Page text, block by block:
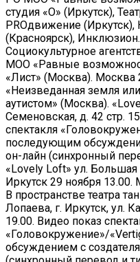
студия «О» (Иркутск),
PROдвижение
(Красноярск),
Социокультурное
МОО «Равные
«Лист» (Москва). Москва
«Неизведанная земля
аутистом» (Москва).
Семеновская, д. 42 стр.
спектакля
последующим
он-лайн (синхронный
«Lovely Loft» ул. Большая
Иркутск 29 ноября
В пространстве театра
Лопаева, г. Иркутск, ул.
19.00. Видео показ
«Головокружение»/
обсуждением с